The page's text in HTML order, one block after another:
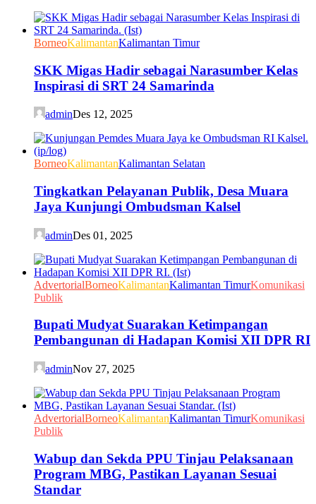
BorneoKalimantanKalimantan Timur
SKK Migas Hadir sebagai Narasumber Kelas
Inspirasi di SRT 24 Samarinda
adminDes 12, 2025
BorneoKalimantanKalimantan Selatan
Tingkatkan Pelayanan Publik, Desa Muara
Jaya Kunjungi Ombudsman Kalsel
adminDes 01, 2025
AdvertorialBorneoKalimantanKalimantan TimurKomunikasi
Publik
Bupati Mudyat Suarakan Ketimpangan
Pembangunan di Hadapan Komisi XII DPR RI
adminNov 27, 2025
AdvertorialBorneoKalimantanKalimantan TimurKomunikasi
Publik
Wabup dan Sekda PPU Tinjau Pelaksanaan
Program MBG, Pastikan Layanan Sesuai
Standar